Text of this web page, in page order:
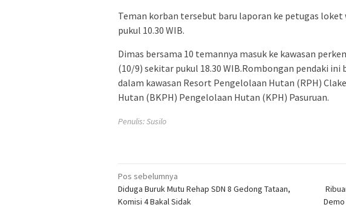
Teman korban tersebut baru laporan ke petugas
pukul 10.30 WIB.
Dimas bersama 10 temannya masuk ke kawasan
(10/9) sekitar pukul 18.30 WIB.Rombongan pendaki
dalam kawasan Resort Pengelolaan Hutan (RPH)
Hutan (BKPH) Pengelolaan Hutan (KPH) Pasuruan.
Penulis: Susilo
Navigasi
pos
Pos sebelumnya
Diduga Buruk Mutu Rehap SDN 8 Gedong Tataan,
Komisi 4 Bakal Sidak